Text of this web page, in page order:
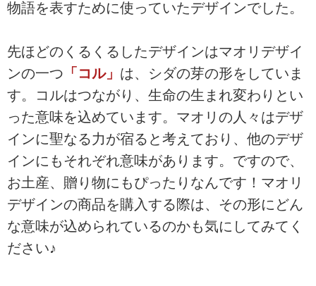
物語を表すために使っていたデザインでした。
先ほどのくるくるしたデザインはマオリデザイ
ンの一つ 「コル」 は、シダの芽の形をしていま
す。コルはつながり、生命の生まれ変わりとい
った意味を込めています。マオリの人々はデザ
インに聖なる力が宿ると考えており、他のデザ
インにもそれぞれ意味があります。ですので、
お土産、贈り物にもぴったりなんです！マオリ
デザインの商品を購入する際は、その形にどん
な意味が込められているのかも気にしてみてく
ださい♪